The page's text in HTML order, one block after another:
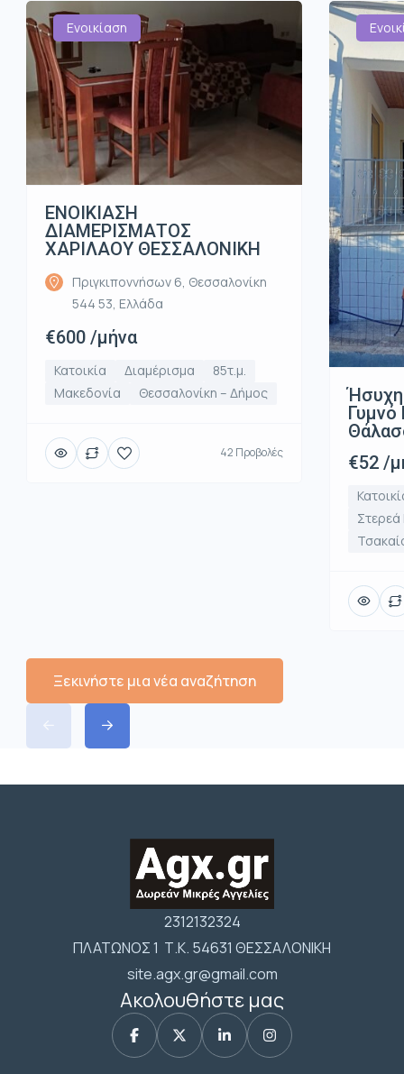
Ενοικίαση
ΕΝΟΙΚΙΑΣΗ
ΔΙΑΜΕΡΙΣΜΑΤΟΣ
ΧΑΡΙΛΑΟΥ ΘΕΣΣΑΛΟΝΙΚΗ
Πριγκιποννήσων 6, Θεσσαλονίκη
544 53, Ελλάδα
€600 /μήνα
Κατοικία Διαμέρισμα
85τ.μ.
Μακεδονία
Θεσσαλονίκη – Δήμος
42 Προβολές
Γυμνό
€52 /
Ξεκινήστε μια νέα αναζήτηση
2312132324
ΠΛΑΤΩΝΟΣ 1 Τ.Κ. 54631 ΘΕΣΣΑΛΟΝΙΚΗ
site.agx.gr@gmail.com
Ακολουθήστε μας